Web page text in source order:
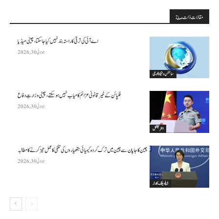
مقالات ذات صلة
سائنس وٹیکنالوجی
اے آئی کی ترقی کا راستہ بند نہیں کیا جا سکتا، چینی میڈیا
جولائی 30, 2026
انٹرنیشنل
فلپائن کے غیر قانونی عزائم کامیاب نہیں ہو سکتے ، چینی وزارتِ دفاع
جولائی 30, 2026
ڈپلومیٹک کارنر
چین کا جاپان سے چین میں ترک کردہ کیمیائی ہتھیاروں کی تلفی کا عمل تیز کرنے کا مطالبہ
جولائی 30, 2026